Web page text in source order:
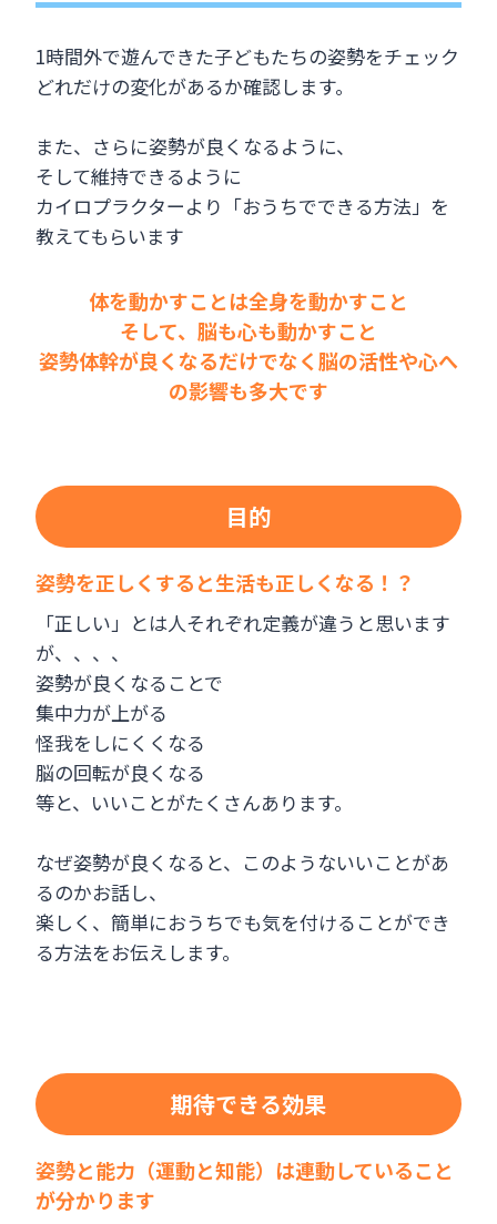
1時間外で遊んできた子どもたちの姿勢をチェック
どれだけの変化があるか確認します。
また、さらに姿勢が良くなるように、
そして維持できるように
カイロプラクターより「おうちでできる方法」を
教えてもらいます
体を動かすことは全身を動かすこと
そして、脳も心も動かすこと
姿勢体幹が良くなるだけでなく脳の活性や心へ
の影響も多大です
目的
姿勢を正しくすると生活も正しくなる！？
「正しい」とは人それぞれ定義が違うと思います
が、、、、
姿勢が良くなることで
集中力が上がる
怪我をしにくくなる
脳の回転が良くなる
等と、いいことがたくさんあります。
なぜ姿勢が良くなると、このようないいことがあ
るのかお話し、
楽しく、簡単におうちでも気を付けることができ
る方法をお伝えします。
期待できる効果
姿勢と能力（運動と知能）は連動していること
が分かります